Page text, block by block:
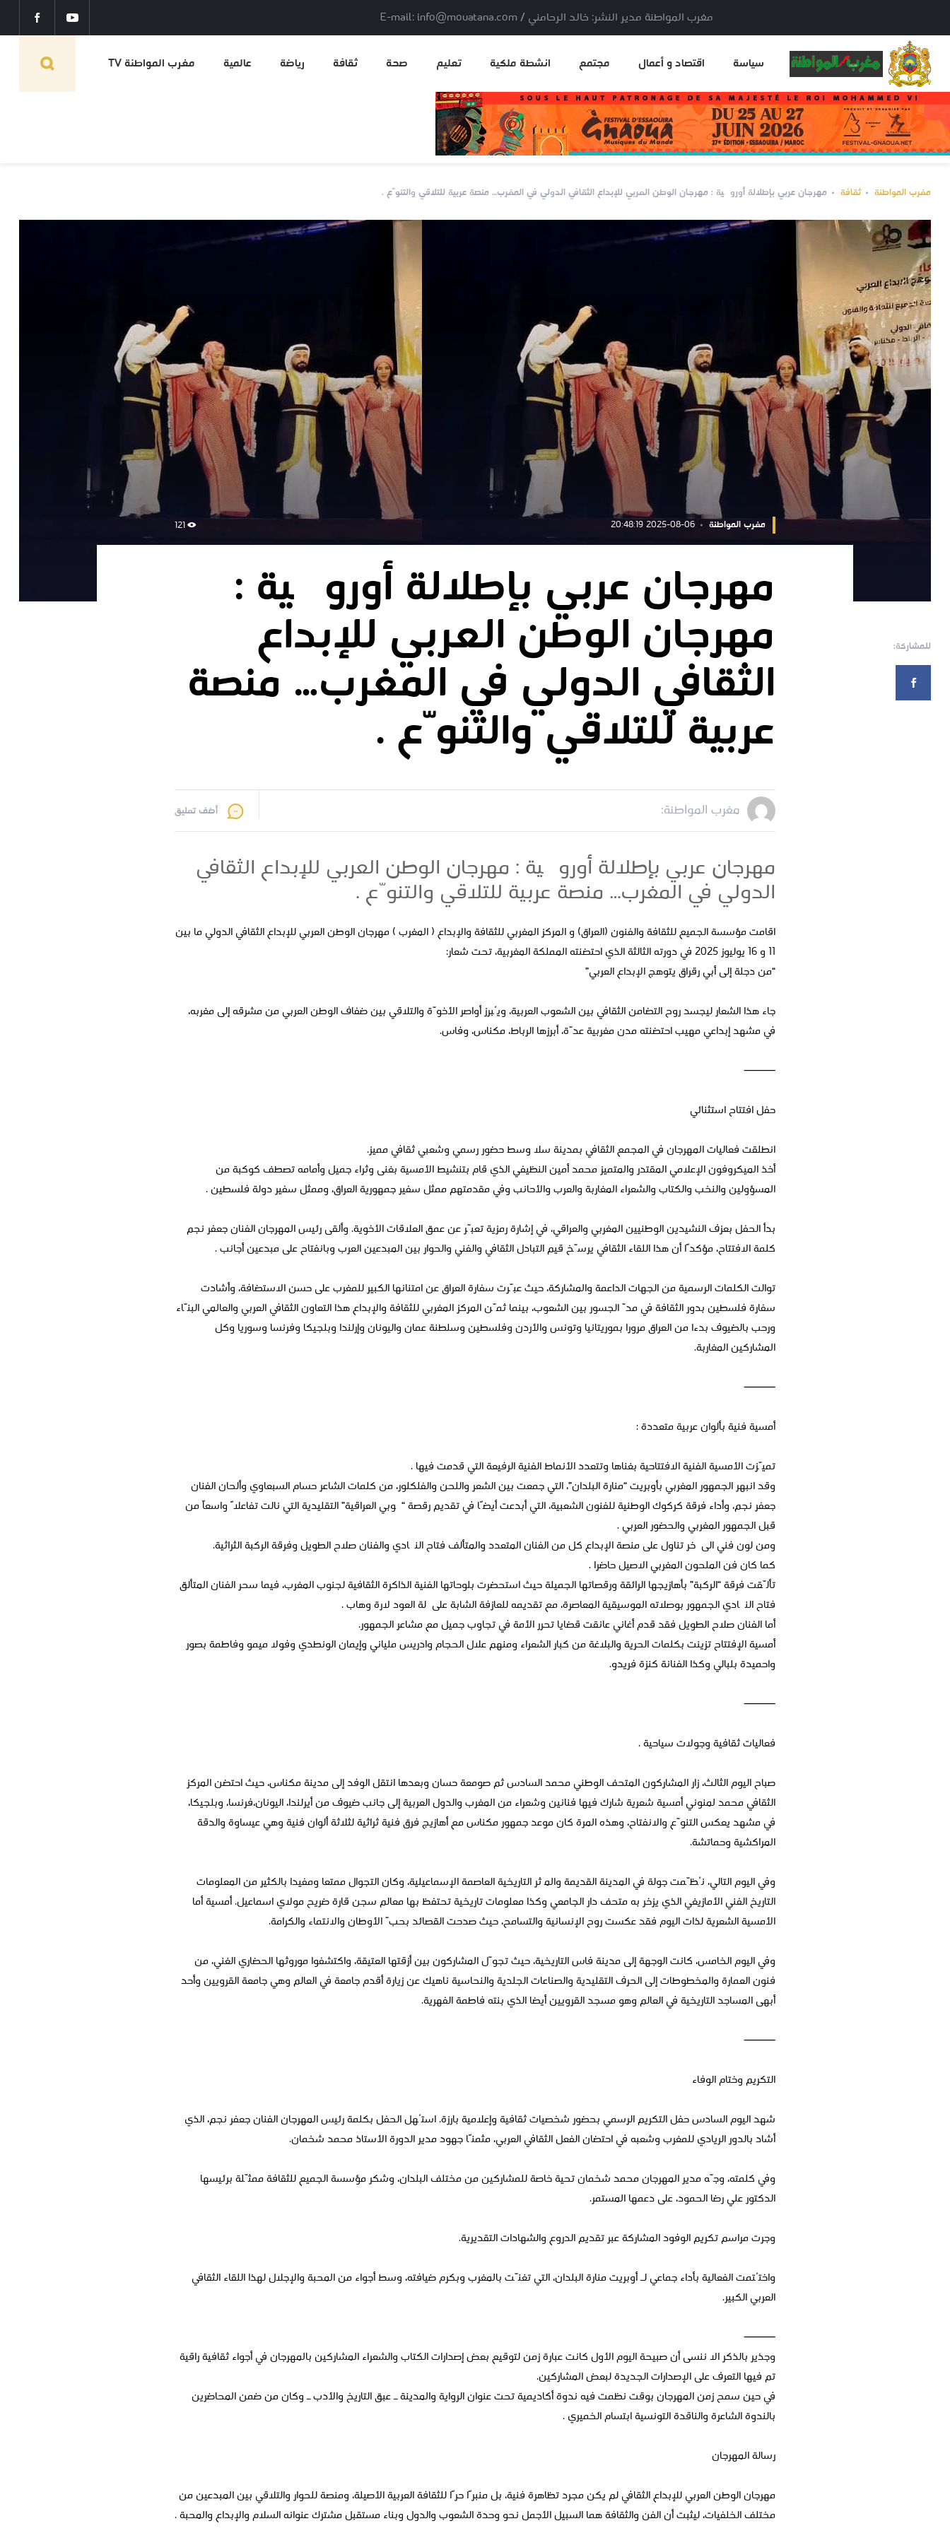
مغرب المواطنة مدير النشر: خالد الرحامني / E-mail: info@mouatana.com
سياسة اقتصاد و أعمال مجتمع انشطة ملكية تعليم صحة ثقافة رياضة عالمية مغرب المواطنة TV
مغرب المواطنة ثقافة مهرجان عربي بإطلالة أوروپية : مهرجان الوطن العربي للإبداع الثقافي الدولي في المغرب… منصة عربية للتلاقي والتنوّع .
مغرب المواطنة 2025-08-06 20:48:19
121
للمشاركة:
مهرجان عربي بإطلالة أوروپية :
مهرجان الوطن العربي للإبداع
الثقافي الدولي في المغرب… منصة
عربية للتلاقي والتنوّع .
مغرب المواطنة: أضف تعليق
مهرجان عربي بإطلالة أوروپية : مهرجان الوطن العربي للإبداع الثقافي
الدولي في المغرب… منصة عربية للتلاقي والتنوّع .
اقامت مؤسسة الجميع للثقافة والفنون (العراق) و المركز المغربي للثقافة والإبداع ( المغرب ) مهرجان الوطن العربي للإبداع الثقافي الدولي ما بين
11 و 16 يوليوز 2025 في دورته الثالثة الذي احتضنته المملكة المغربية، تحت شعار:
“من دجلة إلى أبي رقراق يتوهج الإبداع العربي”
جاء هذا الشعار ليجسد روح التضامن الثقافي بين الشعوب العربية، ويُبرز أواصر الأخوّة والتلاقي بين ضفاف الوطن العربي من مشرقه إلى مغربه،
في مشهد إبداعي مهيب احتضنته مدن مغربية عدّة، أبرزها الرباط، مكناس، وفاس.
⸻
حفل افتتاح استثنائي
انطلقت فعاليات المهرجان في المجمع الثقافي بمدينة سلا وسط حضور رسمي وشعبي ثقافي مميز.
أخذ الميكروفون الإعلامي المقتدر والمتميز محمد أمين النظيفي الذي قام بتنشيط الأمسية بغنى وثراء جميل وأمامه تصطف كوكبة من
المسؤولين والنخب والكتاب والشعراء المغاربة والعرب والأحانب وفي مقدمتهم ممثل سفير جمهورية العراق، وممثل سفير دولة فلسطين .
بدأ الحفل بعزف النشيدين الوطنيين المغربي والعراقي، في إشارة رمزية تعبّر عن عمق العلاقات الأخوية. وألقى رئيس المهرجان الفنان جعفر نجم
كلمة الافتتاح، مؤكدًا أن هذا اللقاء الثقافي يرسّخ قيم التبادل الثقافي والفني والحوار بين المبدعين العرب وبانفتاح على مبدعين أجانب .
توالت الكلمات الرسمية من الجهات الداعمة والمشاركة، حيث عبّرت سفارة العراق عن امتنانها الكبير للمغرب على حسن الاستضافة، وأشادت
سفارة فلسطين بدور الثقافة في مدّ الجسور بين الشعوب، بينما ثمّن المركز المغربي للثقافة والإبداع هذا التعاون الثقافي العربي والعالمي البنّاء
ورحب بالضيوف بدءا من العراق مرورا بموريتانيا وتونس والأردن وفلسطين وسلطنة عمان واليونان وإرلندا وبلجيكا وفرنسا وسوريا وكل
المشاركين المغاربة.
⸻
أمسية فنية بألوان عربية متعددة :
تميّزت الأمسية الفنية الافتتاحية بغناها وتتعدد الأنماط الفنية الرفيعة التي قدمت فيها .
وقد انبهر الجمهور المغربي بأوبريت “منارة البلدان”، التي جمعت بين الشعر واللحن والفلكلور، من كلمات الشاعر حسام السبعاوي وألحان الفنان
جعفر نجم، وأداء فرقة كركوك الوطنية للفنون الشعبية، التي أبدعت أيضًا في تقديم رقصة “چوبي العراقية” التقليدية التي نالت تفاعلاً واسعاً من
قبل الجمهور المغربي والحضور العربي .
ومن لون فني الى ٱخر تناول على منصة الإبداع كل من الفنان المتعدد والمتألف فتاح النگادي والفنان صلاح الطويل وفرقة الركبة الثراثية.
كما كان فن الملحون المغربي الاصيل حاضرا .
تألّقت فرقة “الركبة” بأهازيجها الرائقة ورقصاتها الجميلة حيث استحضرت بلوحاتها الفنية الذاكرة الثقافية لجنوب المغرب، فيما سحر الفنان المتألق
فتاح النگادي الجمهور بوصلاته الموسيقية المعاصرة، مع تقديمه للعازفة الشابة على ٱلة العود لارة وهاب .
أما الفنان صلاح الطويل فقد قدم أغاني عانقت قضايا تحرر الأمة في تجاوب جميل مع مشاعر الجمهور.
أمسية الإفتتاح تزينت بكلمات الحرية والبلاغة من كبار الشعراء ومنهم علال الحجام وادريس ملياني وإيمان الونطدي وفولا ميمو وفاطمة بصور
واحميدة بلبالي وكذا الفنانة كنزة فريدو.
⸻
فعاليات ثقافية وجولات سياحية .
صباح اليوم الثالث، زار المشاركون المتحف الوطني محمد السادس ثم صومعة حسان وبعدها انتقل الوفد إلى مدينة مكناس، حيث احتضن المركز
الثقافي محمد لمنوني أمسية شعرية شارك فيها فنانين وشعراء من المغرب والدول العربية إلى جانب ضيوف من أيرلندا، اليونان،فرنسا، وبلجيكا،
في مشهد يعكس التنوّع والانفتاح، وهذه المرة كان موعد جمهور مكناس مع أهازيج فرق فنية ثراثية لثلاثة ألوان فنية وهي عيساوة والدقة
المراكشية وحماتشة.
وفي اليوم التالي، نُظّمت جولة في المدينة القديمة والمٱثر التاريخية العاصمة الإسماعيلية، وكان التجوال ممتعا ومفيدا بالكثير من المعلومات
التاريخ الفني الأمازيغي الذي يزخر به متحف دار الجامعي وكذا معلومات تاريخية تحتفظ بها معالم سجن قارة ضريح مولاي اسماعيل. أمسية أما
الأمسية الشعرية لذات اليوم فقد عكست روح الإنسانية والتسامح، حيث صدحت القصائد بحبّ الأوطان والانتماء والكرامة.
وفي اليوم الخامس، كانت الوجهة إلى مدينة فاس التاريخية، حيث تجوّل المشاركون بين أزقتها العتيقة، واكتشفوا موروثها الحضاري الغني، من
فنون العمارة والمخطوطات إلى الحرف التقليدية والصناعات الجلدية والنحاسية ناهيك عن زيارة أقدم جامعة في العالم وهي جامعة القرويين وأحد
أبهى المساجد التاريخية في العالم وهو مسجد القرويين أيضا الذي بنته فاطمة الفهرية.
⸻
التكريم وختام الوفاء
شهد اليوم السادس حفل التكريم الرسمي بحضور شخصيات ثقافية وإعلامية بارزة. استُهل الحفل بكلمة رئيس المهرجان الفنان جعفر نجم، الذي
أشاد بالدور الريادي للمغرب وشعبه في احتضان الفعل الثقافي العربي، مثمنًا جهود مدير الدورة الأستاذ محمد شخمان.
وفي كلمته، وجّه مدير المهرجان محمد شخمان تحية خاصة للمشاركين من مختلف البلدان، وشكر مؤسسة الجميع للثقافة ممثّلة برئيسها
الدكتور علي رضا الحمود، على دعمها المستمر.
وجرت مراسم تكريم الوفود المشاركة عبر تقديم الدروع والشهادات التقديرية.
واختُتمت الفعالية بأداء جماعي لـ أوبريت منارة البلدان، التي تغنّت بالمغرب وبكرم ضيافته، وسط أجواء من المحبة والإجلال لهذا اللقاء الثقافي
العربي الكبير.
⸻
وجذير بالذكر الا ننسى أن صبيحة اليوم الأول كانت عبارة زمن لتوقيع بعض إصدارات الكتاب والشعراء المشاركين بالمهرجان في أجواء ثقافية راقية
تم فيها التعرف على الإصدارات الجديدة لبعض المشاركين.
في حين سمح زمن المهرجان بوقت نظمت فيه ندوة أكاديمية تحت عنوان الرواية والمدينة ـ عبق التاريخ والأدب ـ وكان من ضمن المحاضرين
بالندوة الشاعرة والناقدة التونسية ابتسام الخميري .
رسالة المهرجان
مهرجان الوطن العربي للإبداع الثقافي لم يكن مجرد تظاهرة فنية، بل منبرًا حرًا للثقافة العربية الأصيلة، ومنصة للحوار والتلاقي بين المبدعين من
مختلف الخلفيات، ليثبت أن الفن والثقافة هما السبيل الأجمل نحو وحدة الشعوب والدول وبناء مستقبل مشترك عنوانه السلام والإبداع والمحبة .